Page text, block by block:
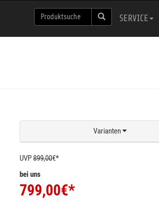
SERVICE
Varianten
UVP899,00€*
bei uns
799,00€*